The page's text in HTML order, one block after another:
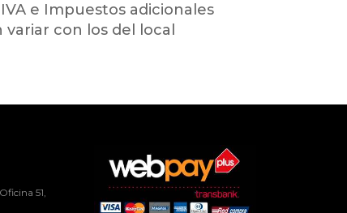
e Impuestos adicionales
con los del local
51,